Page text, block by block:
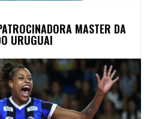
MASTER DA
URUGUAI